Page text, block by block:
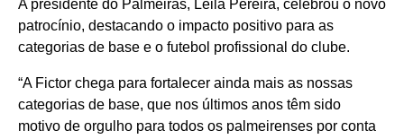
A presidente do Palmeiras, Leila Pereira, celebrou o novo
patrocínio, destacando o impacto positivo para as
categorias de base e o futebol profissional do clube.
“A Fictor chega para fortalecer ainda mais as nossas
categorias de base, que nos últimos anos têm sido
motivo de orgulho para todos os palmeirenses por conta